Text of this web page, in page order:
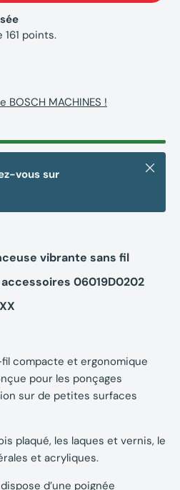
161 points.
MACHINES !
vous sur
Fermer
vibrante sans fil
accessoires 06019D0202
compacte et ergonomique
pour les ponçages
sur de petites surfaces
plaqué, les laques et vernis, le
et acryliques.
d’une poignée